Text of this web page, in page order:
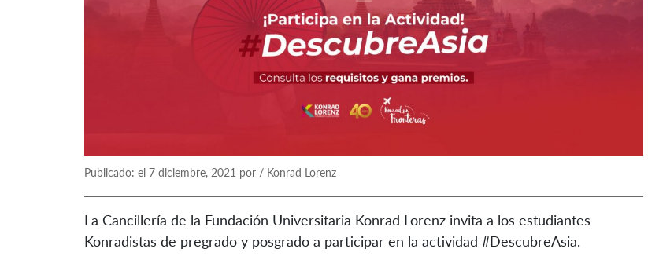
Publicado: el 7 diciembre, 2021 por / Konrad Lorenz
La Cancillería de la Fundación Universitaria Konrad Lorenz invita a los estudiantes
Konradistas de pregrado y posgrado a participar en la actividad #DescubreAsia.